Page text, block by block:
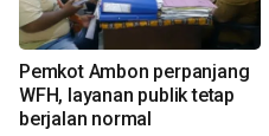
Pemkot Ambon perpanjang
WFH, layanan publik tetap
berjalan normal